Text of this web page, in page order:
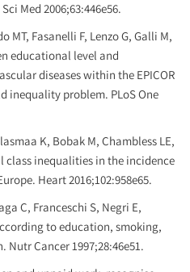
Med 2006;63:446e56.
MT, Fasanelli F, Lenzo G, Galli M,
educational level and
diseases within the EPICOR
inequality problem. PLoS One
K, Bobak M, Chambless LE,
class inequalities in the incidence
Heart 2016;102:958e65.
C, Franceschi S, Negri E,
to education, smoking,
Cancer 1997;28:46e51.